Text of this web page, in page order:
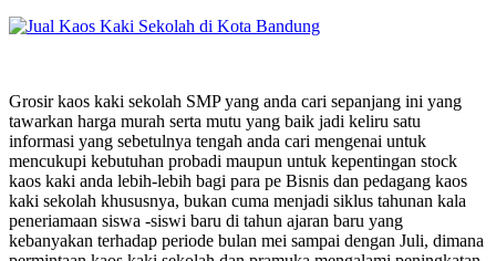
Grosir kaos kaki sekolah SMP yang anda cari sepanjang ini yang
tawarkan harga murah serta mutu yang baik jadi keliru satu
informasi yang sebetulnya tengah anda cari mengenai untuk
mencukupi kebutuhan probadi maupun untuk kepentingan stock
kaos kaki anda lebih-lebih bagi para pe Bisnis dan pedagang kaos
kaki sekolah khususnya, bukan cuma menjadi siklus tahunan kala
peneriamaan siswa -siswi baru di tahun ajaran baru yang
kebanyakan terhadap periode bulan mei sampai dengan Juli, dimana